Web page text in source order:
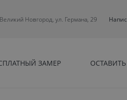
Великий Новгород, ул. Германа, 29
ЗАМЕР